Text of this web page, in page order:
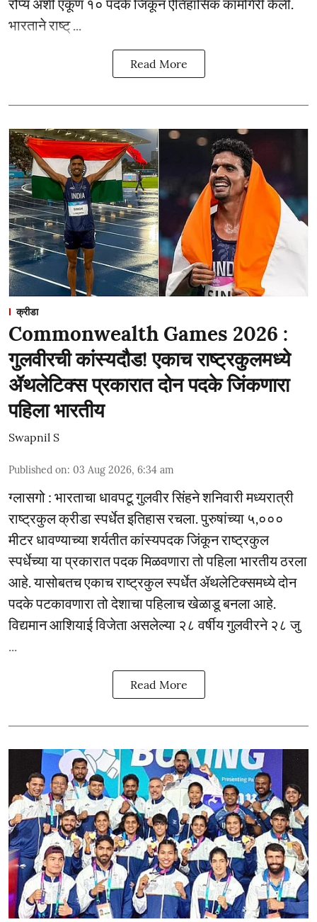
भारताने राष्ट् ...
Read More
क्रीडा
Commonwealth Games 2026 :
गुलवीरची कांस्यदौड! एकाच राष्ट्रकुलमध्ये
ॲथलेटिक्स प्रकारात दोन पदके जिंकणारा
पहिला भारतीय
Swapnil S
Published on: 03 Aug 2026, 6:34 am
ग्लासगो : भारताचा धावपटू गुलवीर सिंहने शनिवारी मध्यरात्री
राष्ट्रकुल क्रीडा स्पर्धेत इतिहास रचला. पुरुषांच्या ५,०‌००
मीटर धावण्याच्या शर्यतीत कांस्यपदक जिंकून राष्ट्रकुल
स्पर्धेच्या या प्रकारात पदक मिळवणारा तो पहिला भारतीय ठरला
आहे. यासोबतच एकाच राष्ट्रकुल स्पर्धेत ॲथलेटिक्समध्ये दोन
पदके पटकावणारा तो देशाचा पहिलाच खेळाडू बनला आहे.
विद्यमान आशियाई विजेता असलेल्या २८ वर्षीय गुलवीरने २८ जु
...
Read More